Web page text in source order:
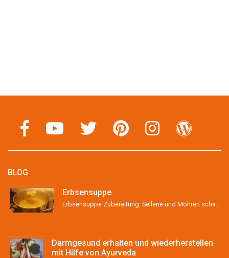
BLOG
Erbsensuppe
Darmgesund erhalten und wiederherstellen
mit Hilfe von Ayurveda